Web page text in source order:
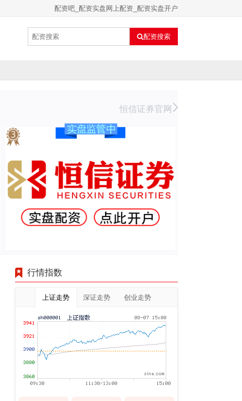
配资吧_配资实盘网上配资_配资实盘开户
配资搜索
恒信证券官网
行情指数
上证走势 深证走势 创业走势